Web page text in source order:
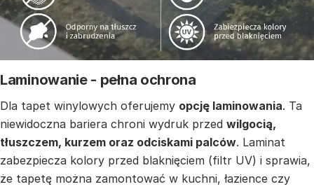
Laminowanie - pełna ochrona
Dla tapet winylowych oferujemy opcję laminowania. Ta
niewidoczna bariera chroni wydruk przed wilgocią,
tłuszczem, kurzem oraz odciskami palców. Laminat
zabezpiecza kolory przed blaknięciem (filtr UV) i sprawia,
że tapetę można zamontować w kuchni, łazience czy